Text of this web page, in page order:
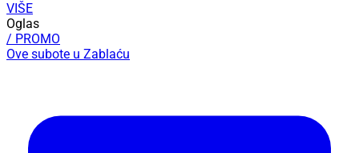
VIŠE
Oglas
/ PROMO
Ove subote u Zablaću